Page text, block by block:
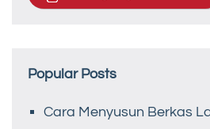
Popular Posts
Cara Menyusun Berkas